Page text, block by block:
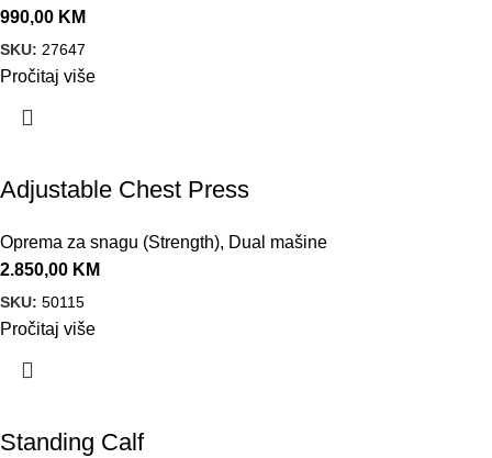
990,00 KM
SKU: 27647
Pročitaj više
Adjustable Chest Press
Oprema za snagu (Strength), Dual mašine
2.850,00 KM
SKU: 50115
Pročitaj više
Standing Calf